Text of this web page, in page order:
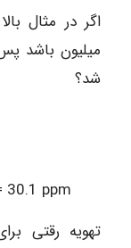
شد؟
ppm
تهویه رقتی